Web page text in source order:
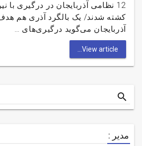
12 نظامی آذربایجان در درگیری با
کشته شدند/ یک بالگرد آذری هم
آذربایجان می‌گوید درگیری‌های …
View article...
Search
for
search
مدیر :